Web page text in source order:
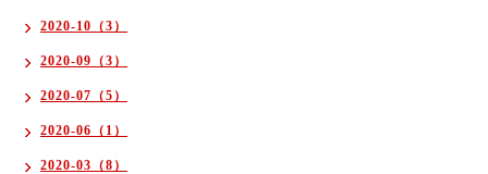
2020-10（3）
2020-09（3）
2020-07（5）
2020-06（1）
2020-03（8）